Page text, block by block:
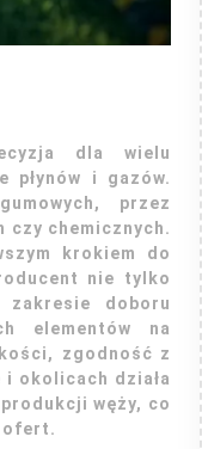
dla wielu
płynów i gazów.
przez
czy chemicznych.
krokiem do
nie tylko
doboru
elementów na
zgodność z
okolicach działa
węży, co
ofert.